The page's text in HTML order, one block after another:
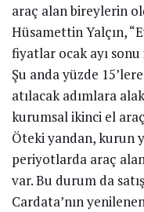
araç alan bireylerin
Hüsamettin Yalçın,
fiyatlar ocak ayı
Şu anda yüzde
atılacak adımlara
kurumsal ikinci el
Öteki yandan, kurun
periyotlarda araç
var. Bu durum da
Cardata’nın